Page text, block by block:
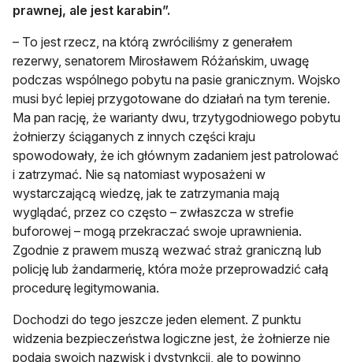
prawnej, ale jest karabin”.
– To jest rzecz, na którą zwróciliśmy z generałem
rezerwy, senatorem Mirosławem Różańskim, uwagę
podczas wspólnego pobytu na pasie granicznym. Wojsko
musi być lepiej przygotowane do działań na tym terenie.
Ma pan rację, że warianty dwu, trzytygodniowego pobytu
żołnierzy ściąganych z innych części kraju
spowodowały, że ich głównym zadaniem jest patrolować
i zatrzymać. Nie są natomiast wyposażeni w
wystarczającą wiedzę, jak te zatrzymania mają
wyglądać, przez co często – zwłaszcza w strefie
buforowej – mogą przekraczać swoje uprawnienia.
Zgodnie z prawem muszą wezwać straż graniczną lub
policję lub żandarmerię, która może przeprowadzić całą
procedurę legitymowania.
Dochodzi do tego jeszcze jeden element. Z punktu
widzenia bezpieczeństwa logiczne jest, że żołnierze nie
podają swoich nazwisk i dystynkcji, ale to powinno